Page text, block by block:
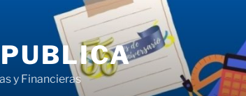
y Financieras